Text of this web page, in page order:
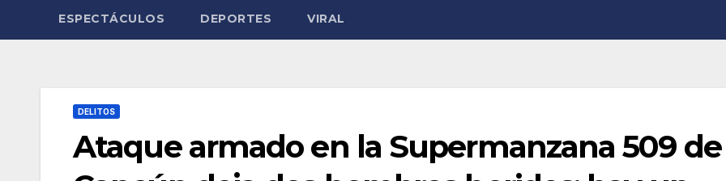
ESPECTÁCULOS DEPORTES VIRAL
DELITOS
Ataque armado en la Supermanzana 509 de